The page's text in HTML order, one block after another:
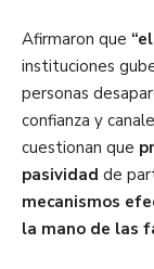
Afirmaron que
instituciones
personas
confianza y
cuestionan que
pasividad de
mecanismos
la mano de las